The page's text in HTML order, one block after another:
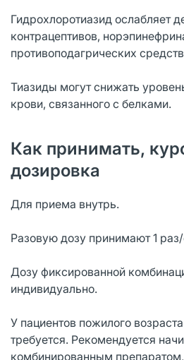
Гидрохлоротиазид ослабляет
контрацептивов,
противоподагрических
Тиазиды могут снижать
крови, связанного с белками.
Как принимать,
дозировка
Для приема внутрь.
Разовую дозу принимают 1 раз/
Дозу фиксированной
индивидуально.
У пациентов пожилого
требуется. Рекомендуется
комбинированным